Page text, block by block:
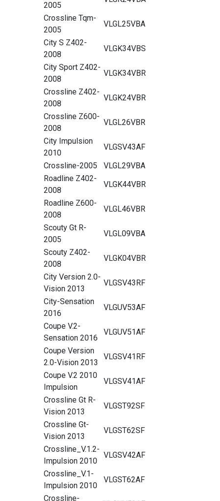
2005
Crossline Tqm-
2005
VLGL25VBA
City S Z402-
2008
VLGK34VBS
City Sport Z402-
2008
VLGK34VBR
Crossline Z402-
2008
VLGK24VBR
Crossline Z600-
2008
VLGL26VBR
City Impulsion
2010
VLGSV43AF
Crossline-2005
VLGL29VBA
Roadline Z402-
2008
VLGK44VBR
Roadline Z600-
2008
VLGL46VBR
Scouty Gt R-
2005
VLGL09VBA
Scouty Z402-
2008
VLGK04VBR
City Version 2.0-
Vision 2013
VLGSV43RF
City-Sensation
2016
VLGUV53AF
Coupe V.2-
Sensation 2016
VLGUV51AF
Coupe Version
2.0-Vision 2013
VLGSV41RF
Coupe V.2 2010
Impulsion
VLGSV41AF
Crossline Gt R-
Vision 2013
VLGST92SF
Crossline Gt-
Vision 2013
VLGST62SF
Crossline_V.1.2-
Impulsion 2010
VLGSV42AF
Crossline_V.1-
Impulsion 2010
VLGST62AF
Crossline-